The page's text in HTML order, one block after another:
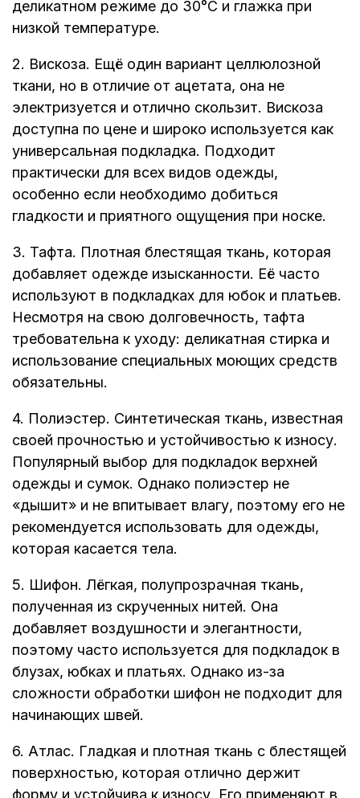
деликатном режиме до 30°C и глажка при
низкой температуре.
2. Вискоза. Ещё один вариант целлюлозной
ткани, но в отличие от ацетата, она не
электризуется и отлично скользит. Вискоза
доступна по цене и широко используется как
универсальная подкладка. Подходит
практически для всех видов одежды,
особенно если необходимо добиться
гладкости и приятного ощущения при носке.
3. Тафта. Плотная блестящая ткань, которая
добавляет одежде изысканности. Её часто
используют в подкладках для юбок и платьев.
Несмотря на свою долговечность, тафта
требовательна к уходу: деликатная стирка и
использование специальных моющих средств
обязательны.
4. Полиэстер. Синтетическая ткань, известная
своей прочностью и устойчивостью к износу.
Популярный выбор для подкладок верхней
одежды и сумок. Однако полиэстер не
«дышит» и не впитывает влагу, поэтому его не
рекомендуется использовать для одежды,
которая касается тела.
5. Шифон. Лёгкая, полупрозрачная ткань,
полученная из скрученных нитей. Она
добавляет воздушности и элегантности,
поэтому часто используется для подкладок в
блузах, юбках и платьях. Однако из-за
сложности обработки шифон не подходит для
начинающих швей.
6. Атлас. Гладкая и плотная ткань с блестящей
поверхностью, которая отлично держит
форму и устойчива к износу. Его применяют в